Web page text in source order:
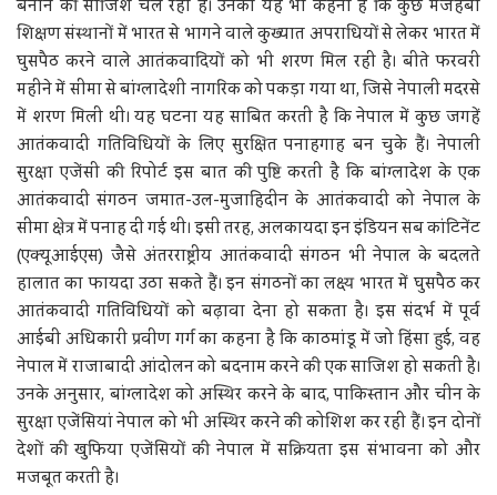
शिक्षण संस्थानों में भारत से भागने वाले कुख्यात अपराधियों से लेकर भारत में
घुसपैठ करने वाले आतंकवादियों को भी शरण मिल रही है। बीते फरवरी
महीने में सीमा से बांग्लादेशी नागरिक को पकड़ा गया था, जिसे नेपाली मदरसे
में शरण मिली थी। यह घटना यह साबित करती है कि नेपाल में कुछ जगहें
आतंकवादी गतिविधियों के लिए सुरक्षित पनाहगाह बन चुके हैं। नेपाली
सुरक्षा एजेंसी की रिपोर्ट इस बात की पुष्टि करती है कि बांग्लादेश के एक
आतंकवादी संगठन जमात-उल-मुजाहिदीन के आतंकवादी को नेपाल के
सीमा क्षेत्र में पनाह दी गई थी। इसी तरह, अलकायदा इन इंडियन सब कांटिनेंट
(एक्यूआईएस) जैसे अंतरराष्ट्रीय आतंकवादी संगठन भी नेपाल के बदलते
हालात का फायदा उठा सकते हैं। इन संगठनों का लक्ष्य भारत में घुसपैठ कर
आतंकवादी गतिविधियों को बढ़ावा देना हो सकता है। इस संदर्भ में पूर्व
आईबी अधिकारी प्रवीण गर्ग का कहना है कि काठमांडू में जो हिंसा हुई, वह
नेपाल में राजाबादी आंदोलन को बदनाम करने की एक साजिश हो सकती है।
उनके अनुसार, बांग्लादेश को अस्थिर करने के बाद, पाकिस्तान और चीन के
सुरक्षा एजेंसियां नेपाल को भी अस्थिर करने की कोशिश कर रही हैं। इन दोनों
देशों की खुफिया एजेंसियों की नेपाल में सक्रियता इस संभावना को और
मजबूत करती है।